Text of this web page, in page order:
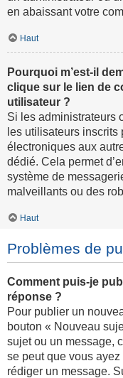
en abaissant votre
Haut
Pourquoi m’est-il
clique sur le lien de
utilisateur ?
Si les administrateurs
les utilisateurs
électroniques aux
dédié. Cela permet
système de
malveillants ou des
Haut
Problèmes de
Comment puis-je
réponse ?
Pour publier un
bouton « Nouveau
sujet ou un message,
se peut que vous
rédiger un message.